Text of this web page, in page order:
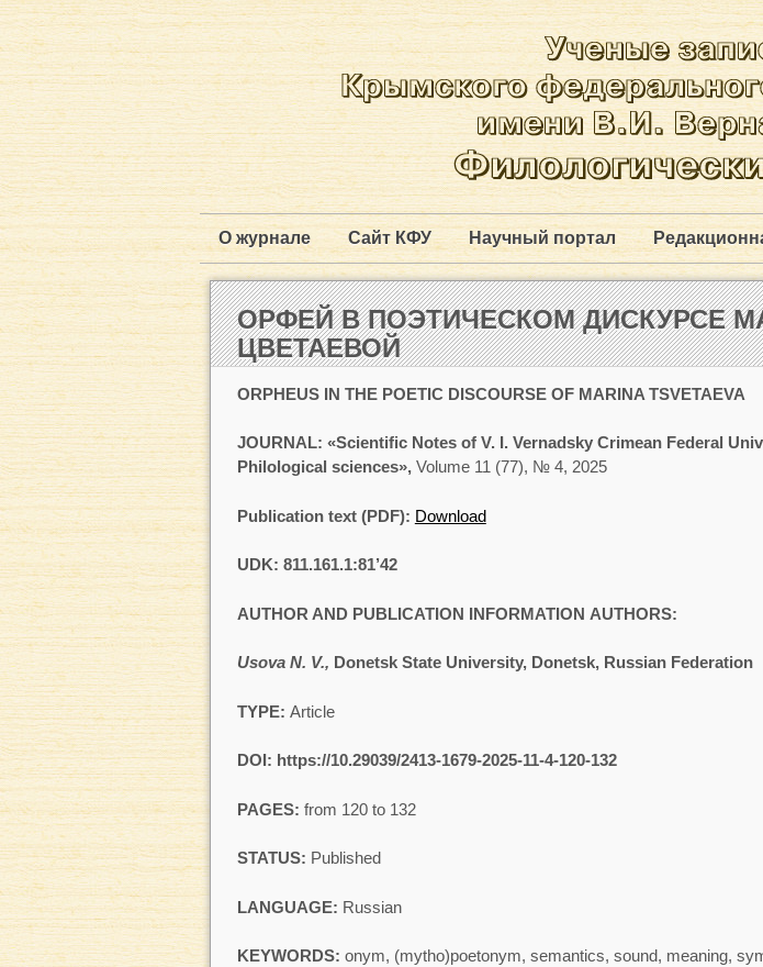
О журнале Сайт КФУ Научный портал
ОРФЕЙ В ПОЭТИЧЕСКОМ ДИСКУРСЕ
ЦВЕТАЕВОЙ
ORPHEUS IN THE POETIC DISCOURSE OF MARINA TSVETAEVA
JOURNAL: «Scientific Notes of V. I. Vernadsky Crimean Federal
Philological sciences», Volume 11 (77), № 4, 2025
Publication text (PDF): Download
UDK: 811.161.1:81’42
AUTHOR AND PUBLICATION INFORMATION AUTHORS:
Usova N. V., Donetsk State University, Donetsk, Russian Federation
TYPE: Article
DOI: https://10.29039/2413-1679-2025-11-4-120-132
PAGES: from 120 to 132
STATUS: Published
LANGUAGE: Russian
KEYWORDS: onym, (mytho)poetonym, semantics, sound, meaning,